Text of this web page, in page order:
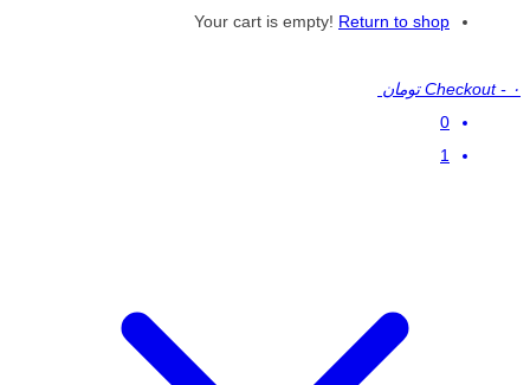
Your cart is empty! Return to shop
Checkout - ۰ تومان
0
1